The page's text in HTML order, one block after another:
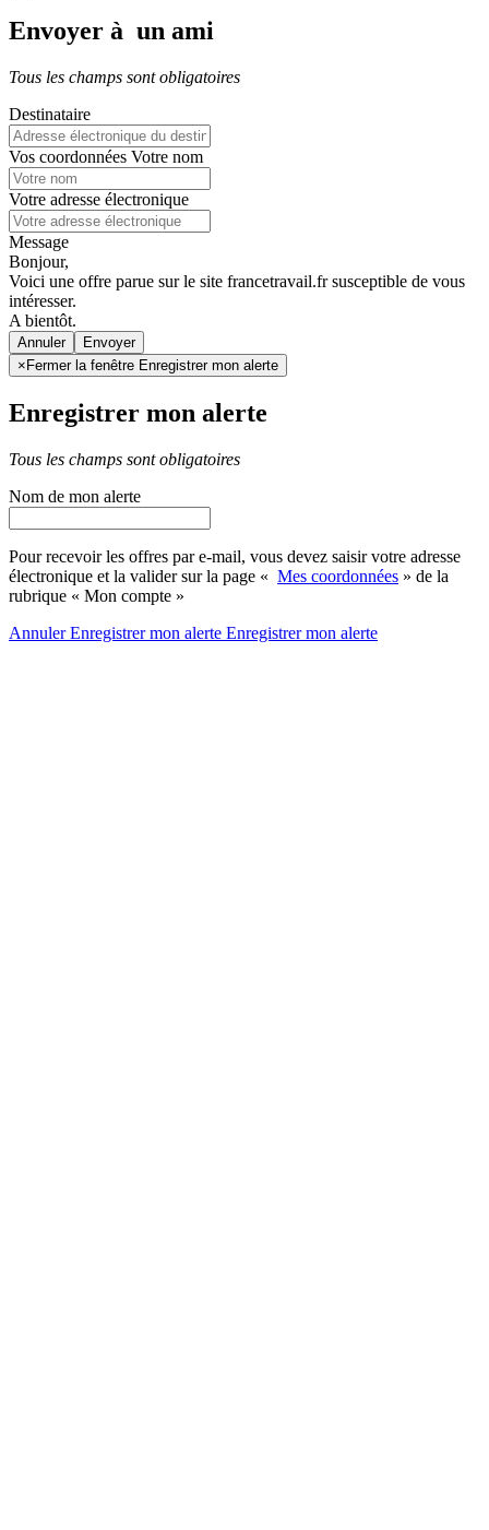
Envoyer à un ami
Tous les champs sont obligatoires
Destinataire
Vos coordonnées Votre nom
Votre adresse électronique
Message
Bonjour,
Voici une offre parue sur le site francetravail.fr susceptible de vous
intéresser.
A bientôt.
Annuler
× Fermer la fenêtre Enregistrer mon alerte
Enregistrer mon alerte
Tous les champs sont obligatoires
Nom de mon alerte
Pour recevoir les offres par e-mail, vous devez saisir votre adresse
électronique et la valider sur la page « Mes coordonnées » de la
rubrique « Mon compte »
AnnulerEnregistrer mon alerte Enregistrermon alerte